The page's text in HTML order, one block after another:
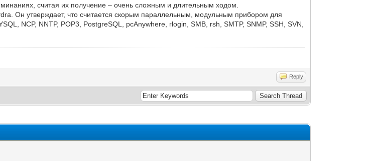
считая их получение – очень сложным и длительным ходом.
Он утверждает, что считается скорым параллельным, модульным прибором для
NCP, NNTP, POP3, PostgreSQL, pcAnywhere, rlogin, SMB, rsh, SMTP, SNMP, SSH, SVN,
Reply